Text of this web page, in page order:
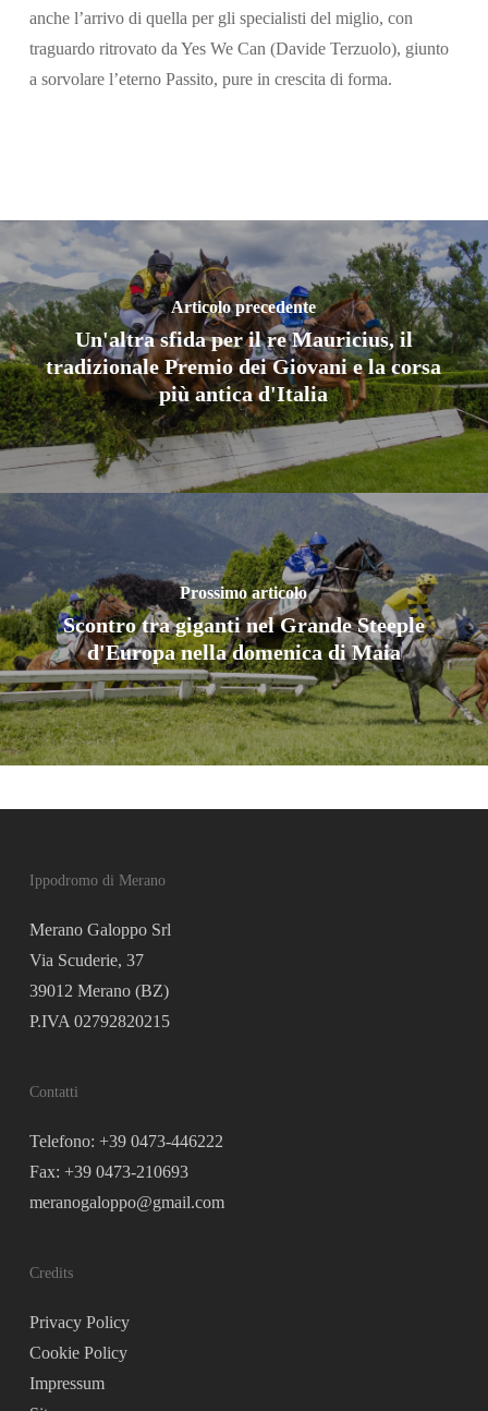
anche l’arrivo di quella per gli specialisti del miglio, con
traguardo ritrovato da Yes We Can (Davide Terzuolo), giunto
a sorvolare l’eterno Passito, pure in crescita di forma.
Articolo precedente
Un'altra sfida per il re Mauricius, il
tradizionale Premio dei Giovani e la corsa
più antica d'Italia
Prossimo articolo
Scontro tra giganti nel Grande Steeple
d'Europa nella domenica di Maia
Ippodromo di Merano
Merano Galoppo Srl
Via Scuderie, 37
39012 Merano (BZ)
P.IVA 02792820215
Contatti
Telefono: +39 0473-446222
Fax: +39 0473-210693
meranogaloppo@gmail.com
Credits
Privacy Policy
Cookie Policy
Impressum